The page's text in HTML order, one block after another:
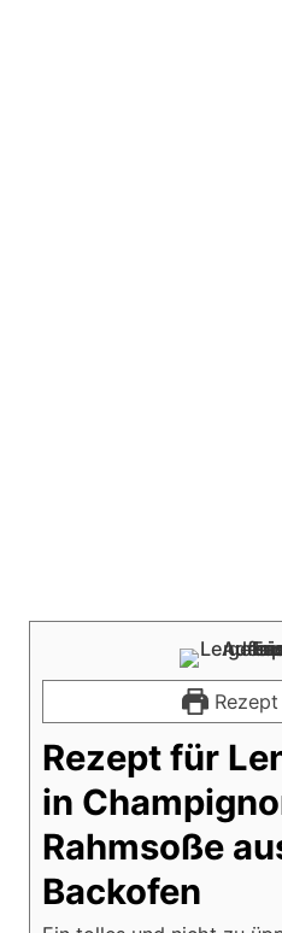
Rezept
Rezept für
in
Rahmsoße
Backofen